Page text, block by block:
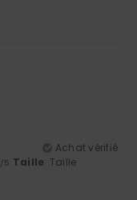
Achat vérifié
/5 Taille: Taille